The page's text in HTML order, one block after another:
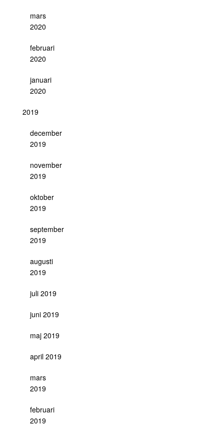
mars
2020
februari
2020
januari
2020
2019
december
2019
november
2019
oktober
2019
september
2019
augusti
2019
juli 2019
juni 2019
maj 2019
april 2019
mars
2019
februari
2019